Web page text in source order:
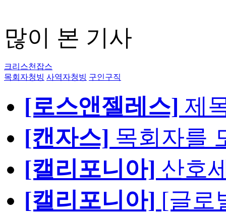
많이 본 기사
크리스천잡스
목회자청빙 사역자청빙 구인구직
[로스앤젤레스] 제
[캔자스] 목회자를
[캘리포니아] 산호
[캘리포니아] [글로